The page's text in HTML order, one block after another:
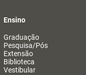
Ensino
Graduação
Pesquisa/Pós
Extensão
Biblioteca
Vestibular